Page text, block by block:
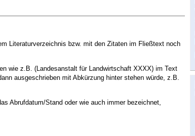
Literaturverzeichnis bzw. mit den Zitaten im Fließtext noch
wie z.B. (Landesanstalt für Landwirtschaft XXXX) im Text
ausgeschrieben mit Abkürzung hinter stehen würde, z.B.
Abrufdatum/Stand oder wie auch immer bezeichnet,